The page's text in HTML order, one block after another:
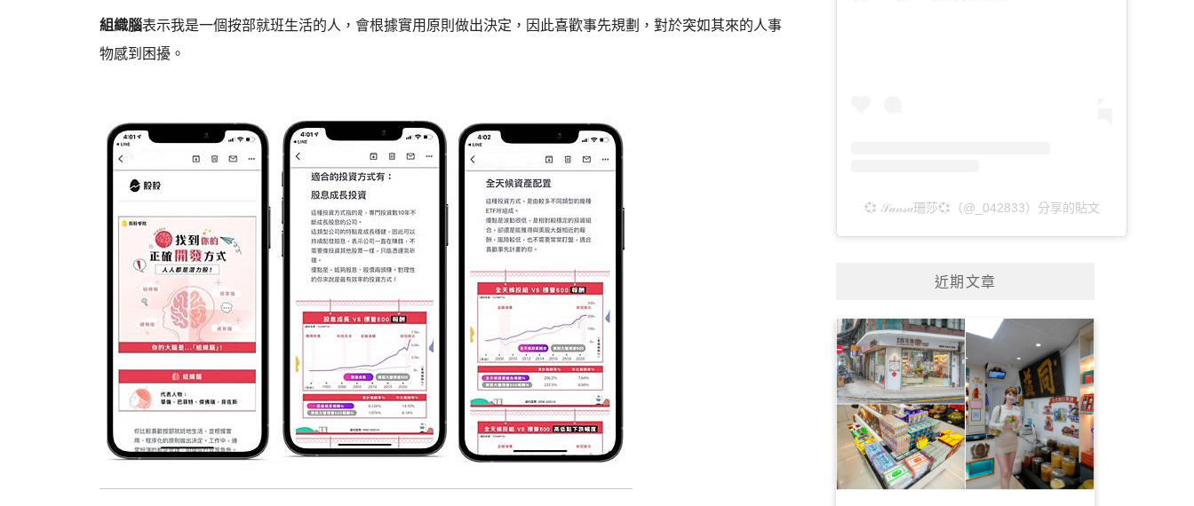
組織腦表示我是一個按部就班生活的人，會根據實用原則做出決定，因此喜歡事先規劃，對於突如其來的人事
物感到困擾。
💞 𝒮𝒶𝓃𝓈𝒶珊莎💞（@_042833）分享的貼文
近期文章